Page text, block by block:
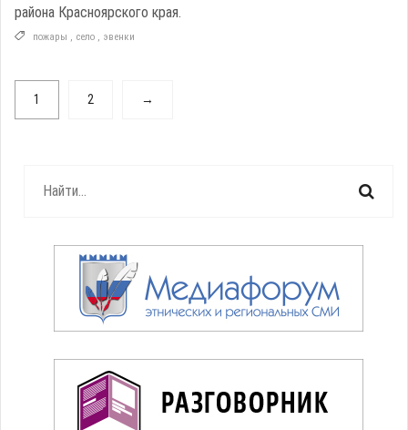
района Красноярского края.
пожары , село , эвенки
1 2 →